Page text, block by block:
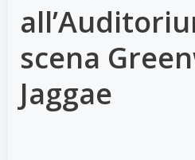
scena
Jaggae